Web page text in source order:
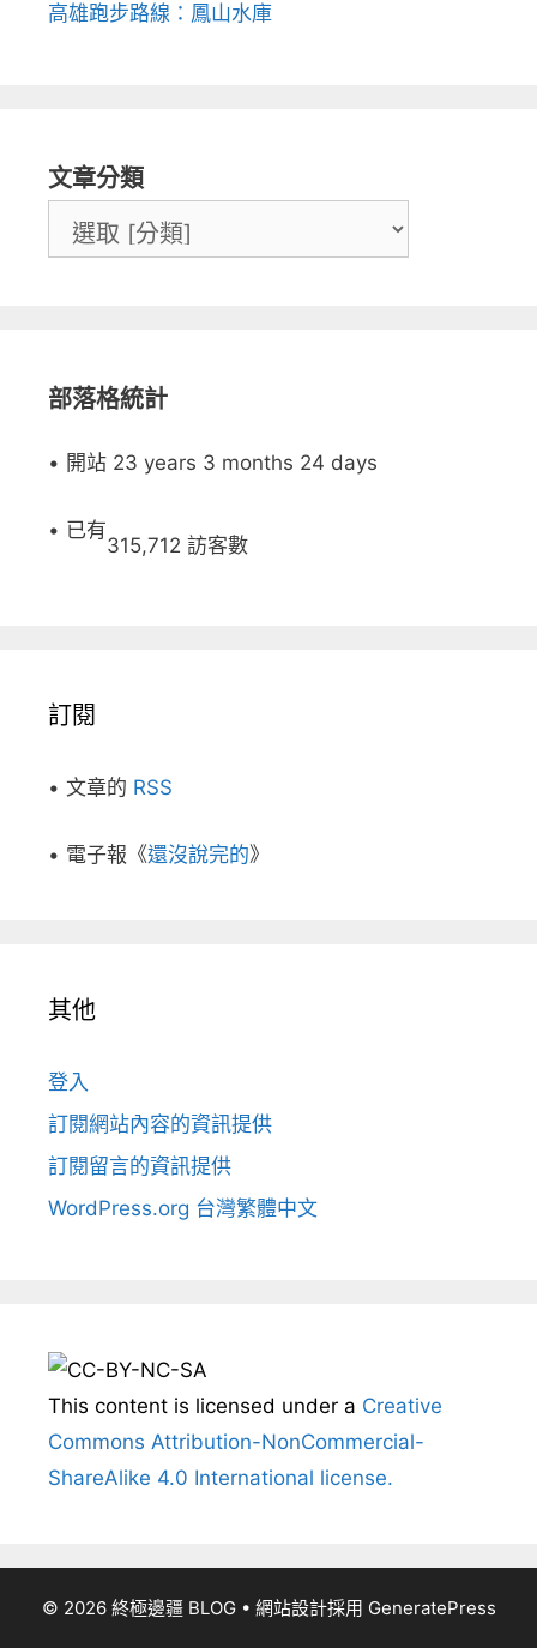
高雄跑步路線：鳳山水庫
文章分類
部落格統計
• 開站 23 years 3 months 24 days
• 已有
315,712 訪客數
訂閱
• 文章的 RSS
• 電子報《還沒說完的》
其他
登入
訂閱網站內容的資訊提供
訂閱留言的資訊提供
WordPress.org 台灣繁體中文
This content is licensed under a Creative
Commons Attribution-NonCommercial-
ShareAlike 4.0 International license.
© 2026 終極邊疆 BLOG• 網站設計採用 GeneratePress